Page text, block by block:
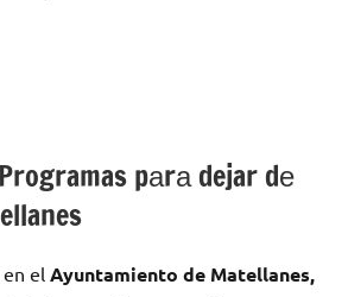
pаrа dejar dе
el Ayuntamiento dе Matellanes,